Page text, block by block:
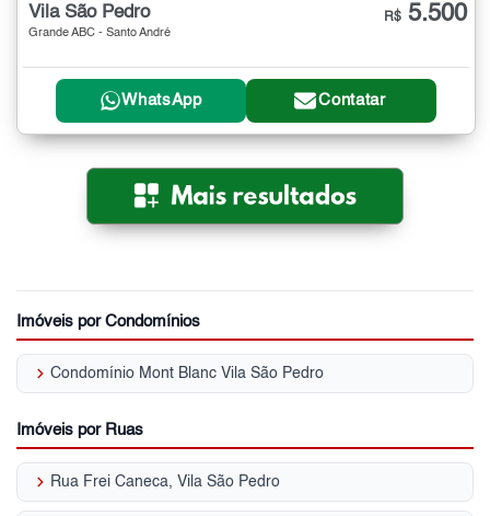
Vila São Pedro
Grande ABC - Santo André
R$ 5.500
WhatsApp Contatar
Imóveis por Condomínios
keyboard_arrow_right Condomínio Mont Blanc Vila São Pedro
Imóveis por Ruas
keyboard_arrow_right Rua Frei Caneca, Vila São Pedro